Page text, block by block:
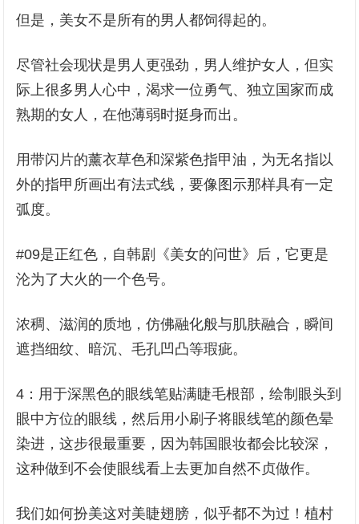
但是，美女不是所有的男人都饲得起的。
尽管社会现状是男人更强劲，男人维护女人，但实
际上很多男人心中，渴求一位勇气、独立国家而成
熟期的女人，在他薄弱时挺身而出。
用带闪片的薰衣草色和深紫色指甲油，为无名指以
外的指甲所画出有法式线，要像图示那样具有一定
弧度。
#09是正红色，自韩剧《美女的问世》后，它更是
沦为了大火的一个色号。
浓稠、滋润的质地，仿佛融化般与肌肤融合，瞬间
遮挡细纹、暗沉、毛孔凹凸等瑕疵。
4：用于深黑色的眼线笔贴满睫毛根部，绘制眼头到
眼中方位的眼线，然后用小刷子将眼线笔的颜色晕
染进，这步很最重要，因为韩国眼妆都会比较深，
这种做到不会使眼线看上去更加自然不贞做作。
我们如何扮美这对美睫翅膀，似乎都不为过！植村